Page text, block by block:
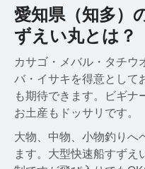
愛知県（知多）
ずえい丸とは？
カサゴ・メバル・タチウ
バ・イサキを得意として
も期待できます。ビギナ
お土産もドッサリです。
大物、中物、小物釣りへ
ます。大型快速船すずえ